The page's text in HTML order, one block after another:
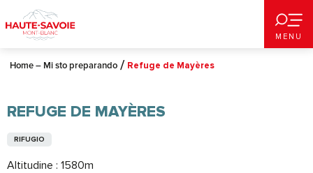
au
contenu
principal
MENU
Home – Mi sto preparando Refuge de Mayères
REFUGE DE MAYÈRES
RIFUGIO
Altitudine : 1580m